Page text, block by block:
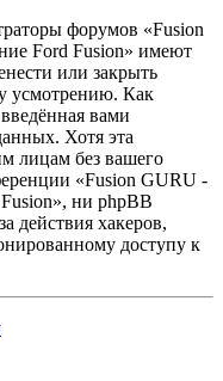
форумов «Fusion
Ford Fusion» имеют
или закрыть
усмотрению. Как
вами
Хотя эта
лицам без вашего
«Fusion GURU -
ни phpBB
действия хакеров,
доступу к